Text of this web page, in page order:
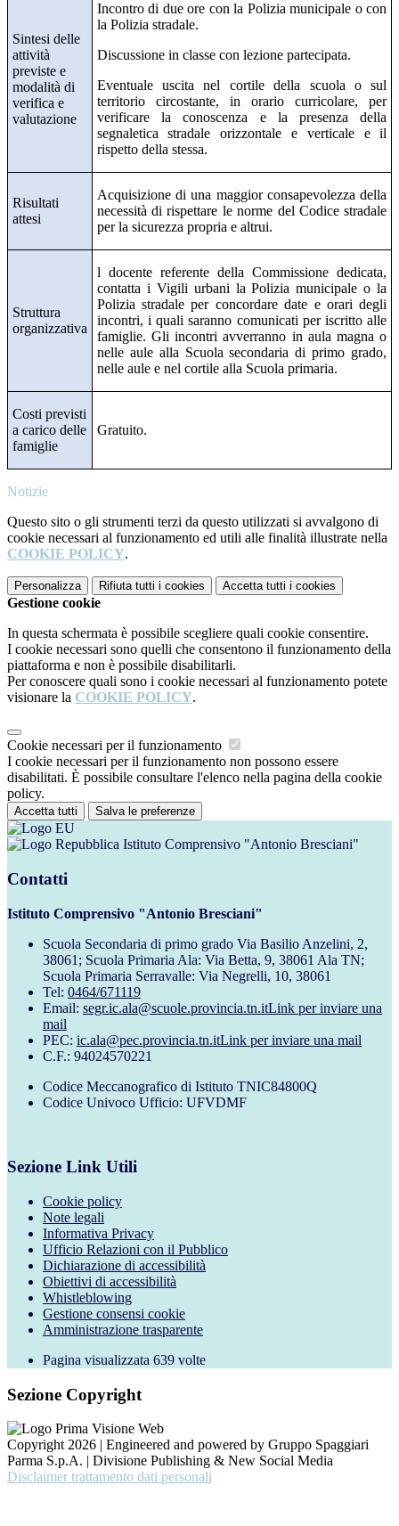
Sintesi delle
attività
previste e
modalità di
verifica e
valutazione
Incontro di due ore con la Polizia municipale o con
la Polizia stradale.
Discussione in classe con lezione partecipata.
Eventuale uscita nel cortile della scuola o sul
territorio circostante, in orario curricolare, per
verificare la conoscenza e la presenza della
segnaletica stradale orizzontale e verticale e il
rispetto della stessa.
Risultati
attesi
Acquisizione di una maggior consapevolezza della
necessità di rispettare le norme del Codice stradale
per la sicurezza propria e altrui.
Struttura
organizzativa
l docente referente della Commissione dedicata,
contatta i Vigili urbani la Polizia municipale o la
Polizia stradale per concordare date e orari degli
incontri, i quali saranno comunicati per iscritto alle
famiglie. Gli incontri avverranno in aula magna o
nelle aule alla Scuola secondaria di primo grado,
nelle aule e nel cortile alla Scuola primaria.
Costi previsti
a carico delle
famiglie
Gratuito.
Notizie
Questo sito o gli strumenti terzi da questo utilizzati si avvalgono di
cookie necessari al funzionamento ed utili alle finalità illustrate nella
COOKIE POLICY.
Personalizza Rifiuta tutti i cookies Accetta tutti i cookies
Gestione cookie
In questa schermata è possibile scegliere quali cookie consentire.
I cookie necessari sono quelli che consentono il funzionamento della
piattaforma e non è possibile disabilitarli.
Per conoscere quali sono i cookie necessari al funzionamento potete
visionare la COOKIE POLICY.
Cookie necessari per il funzionamento
I cookie necessari per il funzionamento non possono essere
disabilitati. È possibile consultare l'elenco nella pagina della cookie
policy.
Accetta tutti Salva le preferenze
Istituto Comprensivo "Antonio Bresciani"
Contatti
Istituto Comprensivo "Antonio Bresciani"
Scuola Secondaria di primo grado Via Basilio Anzelini, 2,
38061; Scuola Primaria Ala: Via Betta, 9, 38061 Ala TN;
Scuola Primaria Serravalle: Via Negrelli, 10, 38061
Tel: 0464/671119
Email: segr.ic.ala@scuole.provincia.tn.itLink per inviare una
mail
PEC: ic.ala@pec.provincia.tn.itLink per inviare una mail
C.F.: 94024570221
Codice Meccanografico di Istituto TNIC84800Q
Codice Univoco Ufficio: UFVDMF
Sezione Link Utili
Cookie policy
Note legali
Informativa Privacy
Ufficio Relazioni con il Pubblico
Dichiarazione di accessibilità
Obiettivi di accessibilità
Whistleblowing
Gestione consensi cookie
Amministrazione trasparente
Pagina visualizzata 639 volte
Sezione Copyright
Copyright 2026 | Engineered and powered by Gruppo Spaggiari
Parma S.p.A. | Divisione Publishing & New Social Media
Disclaimer trattamento dati personali